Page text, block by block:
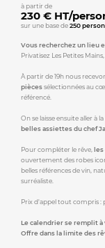
à partir de
230 € HT/
sur une base de250
Vous recherchez un lieu
Privatisez Les Petites
À partir de 19h nous
piècessélectionnées au
référencé.
On se laisse ensuite aller à
belles assiettes du chef
Pour compléter le rêve,les
ouvertement des robes
belles références de vin,
surréaliste.
Prix d'appel tout compris :
Le calendrier se remplit
Offre dans la limite des